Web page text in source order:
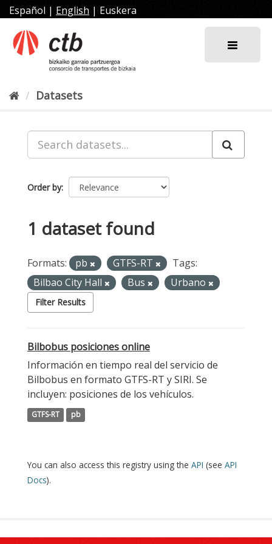
Skip
to
content
Español | English | Euskera
Datasets
Order by
1 dataset found
Formats: pb GTFS-RT
Tags:
Bilbao City Hall
Bus Urbano
Filter Results
Bilbobus posiciones online
Información en tiempo real del servicio de
Bilbobus en formato GTFS-RT y SIRI. Se
incluyen: posiciones de los vehículos.
GTFS-RT pb
You can also access this registry using the API (see API
Docs).